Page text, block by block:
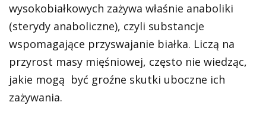
wysokobiałkowych zażywa właśnie anaboliki
(sterydy anaboliczne), czyli substancje
wspomagające przyswajanie białka. Liczą na
przyrost masy mięśniowej, często nie wiedząc,
jakie mogą być groźne skutki uboczne ich
zażywania.